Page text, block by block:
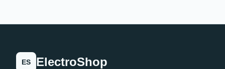
ES ElectroShop